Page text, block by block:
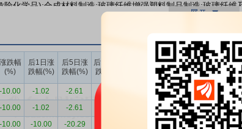
险化学品);合成材料制造;玻璃纤维增强塑料制品制造;玻璃纤
发电机组制造;塑料制品制造;汽车零部件及配件制造;工程塑料
造;货物进出口;技术进出口;进出口代理;技术服务、技术开发
经营活动)
公司的主营业务为电气绝缘材料等高分子复合材料的研发、生
所列举的八大类中的前七类，具有较为完整的绝缘材料产品
够根据客户差异化需求提供定制化产品，为风力发电、轨道
涨跌幅
(%)
后1日涨
跌幅(%)
后5日涨
跌幅(%)
后10日涨
跌幅(%)
部买入合
上榜营业
部卖出合
计(万)
上榜营业
部买卖净
额合计(万)
-10.00 -1.02 -2.61 3268.09 7283.61 -4015.52
-10.00 -1.02 -2.61 17409.71 28310.02 -10900.30
-10.00 -10.00 -20.29 15382.84 -5810.55